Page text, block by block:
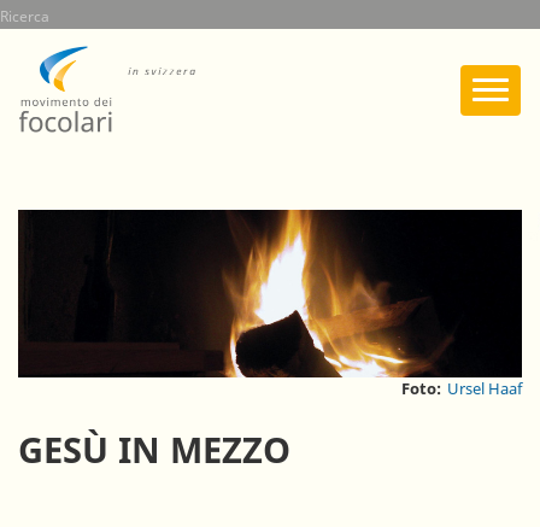
Ricerca
Foto: Ursel Haaf
GESÙ IN MEZZO